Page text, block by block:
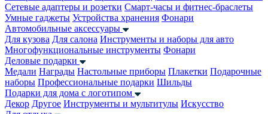
Сетевые адаптеры и розетки Смарт-часы и фитнес-браслеты
Умные гаджеты Устройства хранения Фонари
Автомобильные аксессуары
Для кузова Для салона Инструменты и наборы для авто
Многофункциональные инструменты Фонари
Деловые подарки
Медали Награды Настольные приборы Плакетки Подарочные
наборы Профессиональные подарки Шильды
Подарки для дома с логотипом
Декор Другое Инструменты и мультитулы Искусство